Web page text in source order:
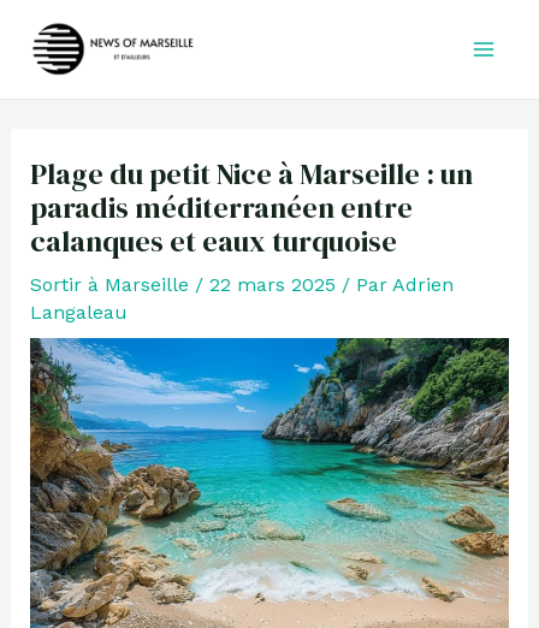
Plage du petit Nice à Marseille : un
paradis méditerranéen entre
calanques et eaux turquoise
Sortir à Marseille / 22 mars 2025 / Par Adrien
Langaleau